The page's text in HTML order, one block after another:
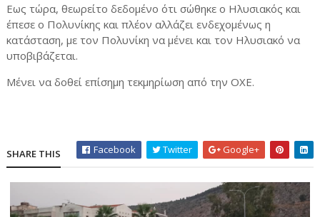
Εως τώρα, θεωρείτο δεδομένο ότι σώθηκε ο Ηλυσιακός και
έπεσε ο Πολυνίκης και πλέον αλλάζει ενδεχομένως η
κατάσταση, με τον Πολυνίκη να μένει και τον Ηλυσιακό να
υποβιβάζεται.
Μένει να δοθεί επίσημη τεκμηρίωση από την ΟΧΕ.
SHARE THIS Facebook Twitter Google+